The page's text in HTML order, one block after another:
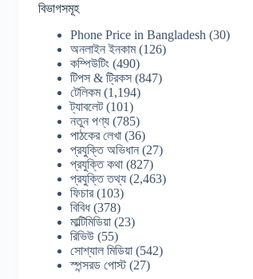
বিভাগসমূহ
Phone Price in Bangladesh (30)
অনলাইন ইনকাম(126)
কম্পিউটিং (490)
টিপস & ট্রিকস (847)
টেলিকম(1,194)
ট্যাবলেট(101)
নতুন পণ্য (785)
পাঠকের লেখা (36)
প্রযুক্তি অভিধান (27)
প্রযুক্তি কথা (827)
প্রযুক্তি তথ্য (2,463)
ফিচার(103)
বিবিধ(378)
মাল্টিমিডিয়া (23)
রিভিউ (55)
সোশ্যাল মিডিয়া (542)
স্পন্সরড পোস্ট(27)